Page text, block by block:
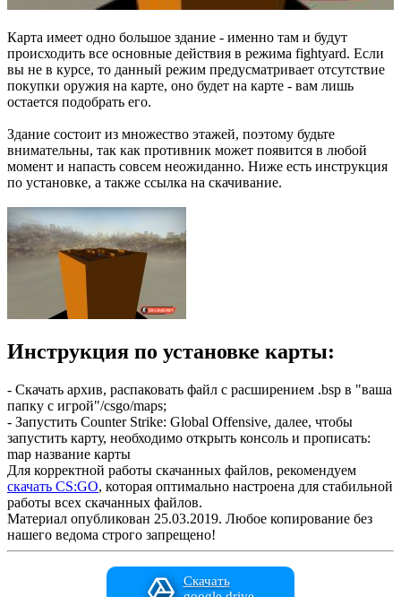
Карта имеет одно большое здание - именно там и будут
происходить все основные действия в режима fightyard. Если
вы не в курсе, то данный режим предусматривает отсутствие
покупки оружия на карте, оно будет на карте - вам лишь
остается подобрать его.
Здание состоит из множество этажей, поэтому будьте
внимательны, так как противник может появится в любой
момент и напасть совсем неожиданно. Ниже есть инструкция
по установке, а также ссылка на скачивание.
Инструкция по установке карты:
- Скачать архив, распаковать файл с расширением .bsp в "ваша
папку с игрой"/csgo/maps;
- Запустить Counter Strike: Global Offensive, далее, чтобы
запустить карту, необходимо открыть консоль и прописать:
map название карты
Для корректной работы скачанных файлов, рекомендуем
скачать CS:GO, которая оптимально настроена для стабильной
работы всех скачанных файлов.
Материал опубликован 25.03.2019. Любое копирование без
нашего ведома строго запрещено!
Скачать